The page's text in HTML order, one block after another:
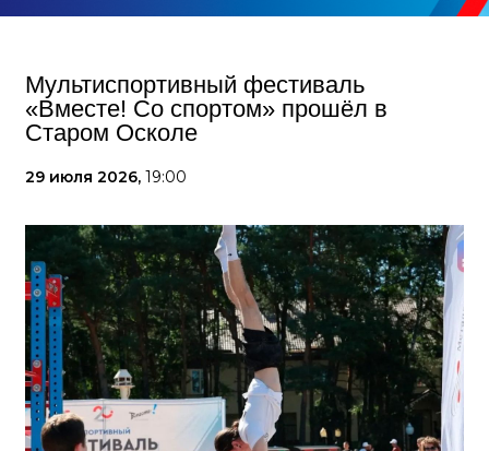
Мультиспортивный фестиваль
«Вместе! Со спортом» прошёл в
Старом Осколе
29 июля 2026, 19:00